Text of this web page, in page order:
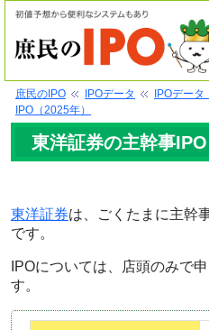
庶民のIPO IPOデータ IPOデータ
IPO（2025年）
東洋証券の主幹事IPO
東洋証券は、ごくたまに主幹
です。
IPOについては、店頭のみで
す。